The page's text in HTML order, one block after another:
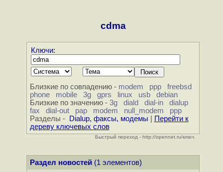
cdma
Ключи:
Близкие по совпадению - modem ppp
freebsd
phone
mobile 3g gprs linux usb
debian
Близкие по значению - 3g diald dial-in
dialup
fax
dial-out pap modem null_modem
ppp
Разделы -
Dialup, факсы, модемы
Перейти к
дереву ключевых слов
Быстрый переход - http://opennet.ru/ключ
Раздел новостей(1 элементов)